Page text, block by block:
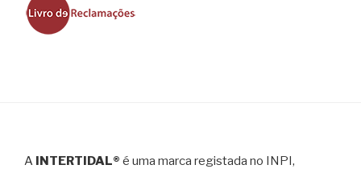
A INTERTIDAL® é uma marca registada no INPI,